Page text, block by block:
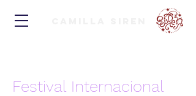
Festival Internacional